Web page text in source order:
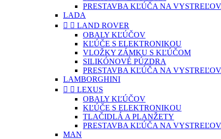
PRESTAVBA KĽÚČA NA
LADA
  LAND ROVER
OBALY KĽÚČOV
KĽÚČE S ELEKTRONIKOU
VLOŽKY ZÁMKU S KĽÚČOM
SILIKÓNOVÉ PÚZDRA
PRESTAVBA KĽÚČA NA
LAMBORGHINI
  LEXUS
OBALY KĽÚČOV
KĽÚČE S ELEKTRONIKOU
TLAČIDLÁ A PLANŽETY
PRESTAVBA KĽÚČA NA
MAN